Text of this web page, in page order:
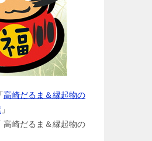
高崎だるま＆縁起物の
」
高崎だるま＆縁起物の